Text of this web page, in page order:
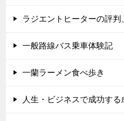
ラジエントヒーターの評判
一般路線バス乗車体験記
一蘭ラーメン食べ歩き
人生・ビジネスで成功する